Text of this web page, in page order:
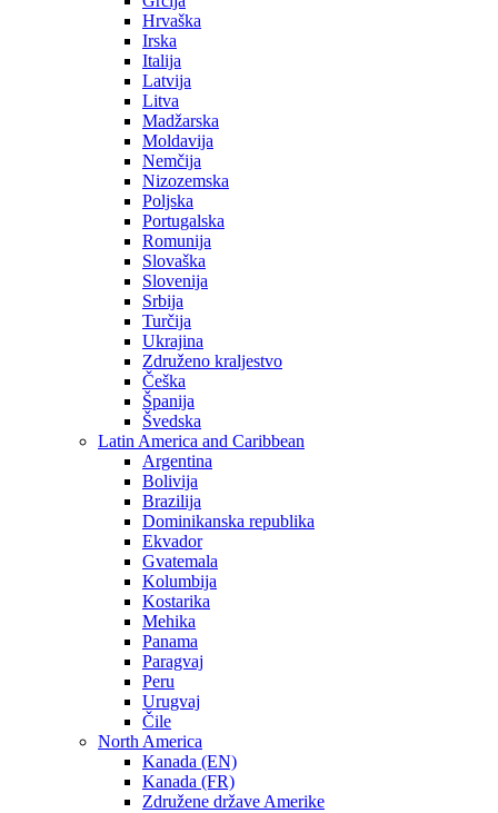
Hrvaška
Irska
Italija
Latvija
Litva
Madžarska
Moldavija
Nemčija
Nizozemska
Poljska
Portugalska
Romunija
Slovaška
Slovenija
Srbija
Turčija
Ukrajina
Združeno kraljestvo
Češka
Španija
Švedska
Latin America and Caribbean
Argentina
Bolivija
Brazilija
Dominikanska republika
Ekvador
Gvatemala
Kolumbija
Kostarika
Mehika
Panama
Paragvaj
Peru
Urugvaj
Čile
North America
Kanada (EN)
Kanada (FR)
Združene države Amerike